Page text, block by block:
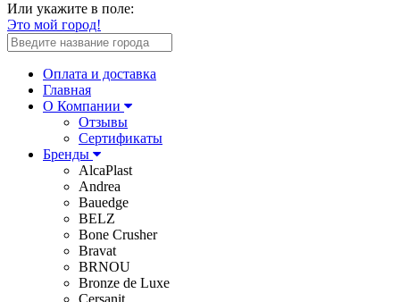
Или укажите в поле:
Это мой город!
Оплата и доставка
Главная
О Компании
Отзывы
Сертификаты
Бренды
AlcaPlast
Andrea
Bauedge
BELZ
Bone Crusher
Bravat
BRNOU
Bronze de Luxe
Cersanit